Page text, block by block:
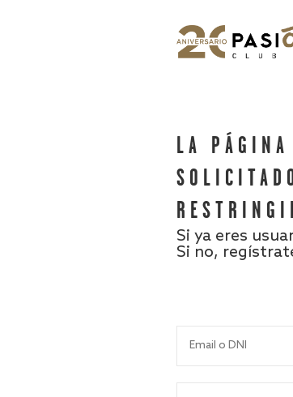
LA PÁGINA
Si ya eres
Si no,